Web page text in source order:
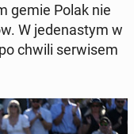
gemie Polak nie
W je­de­na­stym w
chwili ser­wi­sem